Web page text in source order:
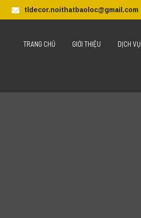
tldecor.noithatbaoloc@gmail.com
TRANG CHỦ GIỚI THIỆU DỊCH VỤ